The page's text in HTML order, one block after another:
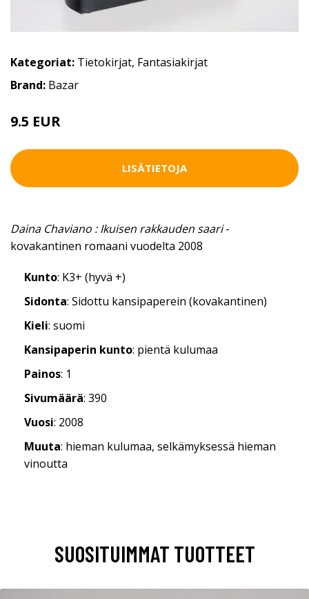
Kategoriat: Tietokirjat, Fantasiakirjat
Brand: Bazar
9.5 EUR
LISÄTIETOJA
Daina Chaviano : Ikuisen rakkauden saari-
kovakantinen romaani vuodelta 2008
Kunto: K3+ (hyvä +)
Sidonta: Sidottu kansipaperein (kovakantinen)
Kieli: suomi
Kansipaperin kunto: pientä kulumaa
Painos: 1
Sivumäärä: 390
Vuosi: 2008
Muuta: hieman kulumaa, selkämyksessä hieman
vinoutta
SUOSITUIMMAT TUOTTEET